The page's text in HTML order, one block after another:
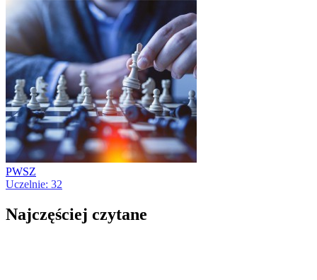
PWSZ
Uczelnie: 32
Najczęściej czytane